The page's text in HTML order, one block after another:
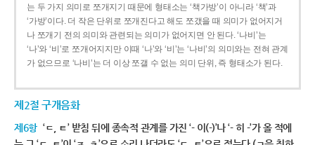
는 두 가지 의미로 쪼개지기 때문에 형태소는 ‘책가방’이 아니라 ‘책’과
‘가방’이다. 더 작은 단위로 쪼개진다고 해도 쪼갰을 때 의미가 없어지거
나 쪼개기 전의 의미와 관련되는 의미가 없어지면 안 된다. ‘나비’는
‘나’와 ‘비’로 쪼개어지지만 이때 ‘나’와 ‘비’는 ‘나비’의 의미와는 전혀 관계
가 없으므로 ‘나비’는 더 이상 쪼갤 수 없는 의미 단위, 즉 형태소가 된다.
제2절 구개음화
제6항 ‘ㄷ, ㅌ’ 받침 뒤에 종속적 관계를 가진 ‘- 이(-)’나 ‘- 히 -’가 올 적에